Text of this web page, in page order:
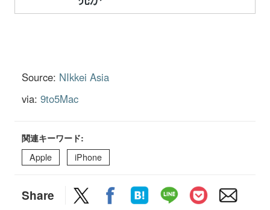
Source: NIkkei Asia
via: 9to5Mac
関連キーワード:
Apple
iPhone
Share